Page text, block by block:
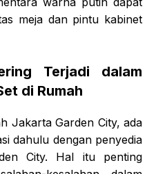
meja dan pintu kabinet
Terjadi dalam
di Rumah
Jakarta Garden City, ada
dahulu dengan penyedia
City. Hal itu penting